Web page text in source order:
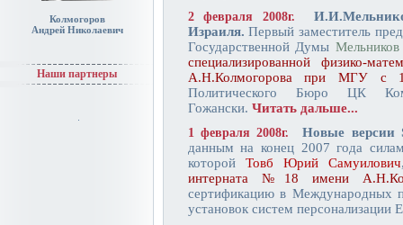
Колмогоров
Андрей Николаевич
Наши партнеры
2 февраля 2008г.
Израиля. Первый заместитель
Государственной Думы
специализированной физико-
А.Н.Колмогорова при МГУ с
Политического Бюро ЦК
Гожански. Читать дальше...
1 февраля 2008г.
Новые версии
данным на конец 2007 года
которой Товб Юрий Самуилович
интерната №18 имени
сертификацию в Международных
установок систем персонализации